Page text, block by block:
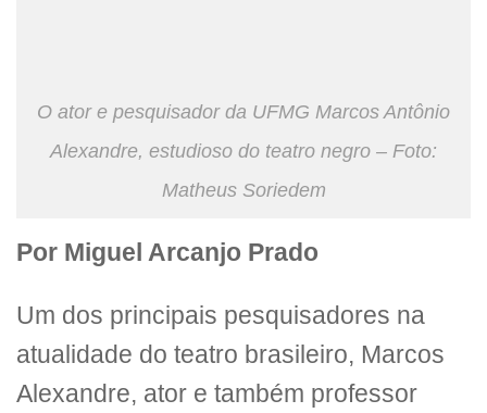
O ator e pesquisador da UFMG Marcos Antônio
Alexandre, estudioso do teatro negro – Foto:
Matheus Soriedem
Por Miguel Arcanjo Prado
Um dos principais pesquisadores na
atualidade do teatro brasileiro, Marcos
Alexandre, ator e também professor